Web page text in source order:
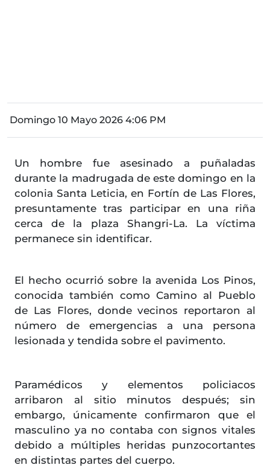
Domingo 10 Mayo 2026 4:06 PM
Un hombre fue asesinado a puñaladas
durante la madrugada de este domingo en la
colonia Santa Leticia, en Fortín de Las Flores,
presuntamente tras participar en una riña
cerca de la plaza Shangri-La. La víctima
permanece sin identificar.
El hecho ocurrió sobre la avenida Los Pinos,
conocida también como Camino al Pueblo
de Las Flores, donde vecinos reportaron al
número de emergencias a una persona
lesionada y tendida sobre el pavimento.
Paramédicos y elementos policiacos
arribaron al sitio minutos después; sin
embargo, únicamente confirmaron que el
masculino ya no contaba con signos vitales
debido a múltiples heridas punzocortantes
en distintas partes del cuerpo.